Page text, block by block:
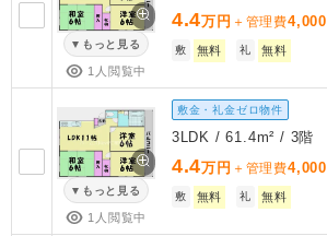
もっと見る
1人閲覧中
4.4万円 ＋管理費4,000
敷 無料 礼 無料
もっと見る
1人閲覧中
敷金・礼金ゼロ物件
3LDK / 61.4m² / 3階
4.4万円 ＋管理費4,000
敷 無料 礼 無料